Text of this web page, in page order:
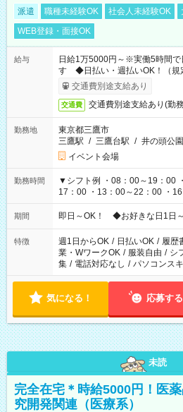
派遣 職種未経験OK 社会人未経験OK
WEB登録・面接OK
給与
日給1万5000円～※実働5時間で
す ◆日払い・週払いOK！（規
も異なります
交通費別途支給あり
交通費 交通費別途支給あり(勤
勤務地
東京都三鷹市
三鷹駅 / 三鷹台駅 / 井の頭公
イベント会場
勤務時間
▼シフト例 ・08：00～19：00
17：00 ・13：00～22：00 ・16：00～21
仕事により勤務時間が異なりま
期間 即日～OK！ ◆お好きな日1日
特徴 週1日からOK / 日払いOK / 履歴
業・WワークOK / 服装自由 / シ
集 / 電話対応なし / パソコンス
気になる！ 応募する
未読
完全在宅＊時給5000円！医
究開発関連（医療系）